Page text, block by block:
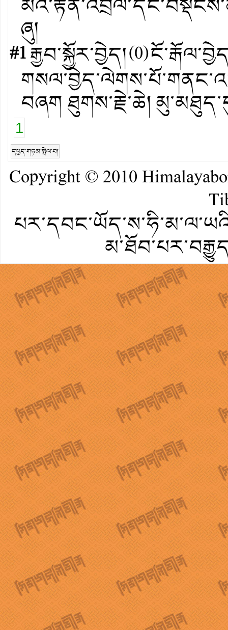
ཞུ།
#1རྒྱབ་སྐྱོར་བྱེད།(0)
བཞག ཐུགས་རྗེ་ཆེ།
1
དཔྱད་གཏམ་སྤེལ་བ།
Copyright © 2010